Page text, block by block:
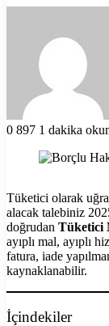
0 897 1 dakika
Tüketici olarak
alacak talebiniz
doğrudan Tüketici
ayıplı mal, ayıplı
fatura, iade
kaynaklanabilir.
İçindekiler